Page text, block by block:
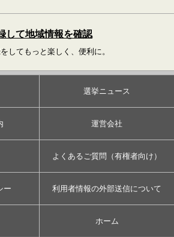
して地域情報を確認
してもっと楽しく、便利に。
選挙ニュース
運営会社
よくあるご質問（有権者向け）
ー 利用者情報の外部送信について
ホーム